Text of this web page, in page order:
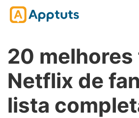
20
Netflix de
lista